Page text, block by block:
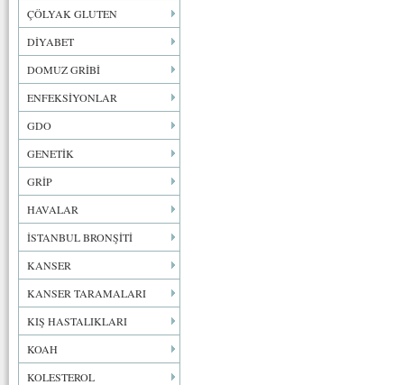
ÇÖLYAK GLUTEN
DİYABET
DOMUZ GRİBİ
ENFEKSİYONLAR
GDO
GENETİK
GRİP
HAVALAR
İSTANBUL BRONŞİTİ
KANSER
KANSER TARAMALARI
KIŞ HASTALIKLARI
KOAH
KOLESTEROL